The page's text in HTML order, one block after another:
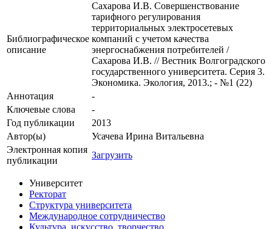
Библиографическое
описание
Сахарова И.В. Совершенствование
тарифного регулирования
территориальных электросетевых
компаний с учетом качества
энергоснабжения потребителей /
Сахарова И.В. // Вестник Волгоградского
государственного университета. Серия 3.
Экономика. Экология, 2013.; - №1 (22)
Аннотация
-
Ключевые cлова
-
Год публикации
2013
Автор(ы)
Усачева Ирина Витальевна
Электронная копия
публикации
Загрузить
Университет
Ректорат
Структура университета
Международное сотрудничество